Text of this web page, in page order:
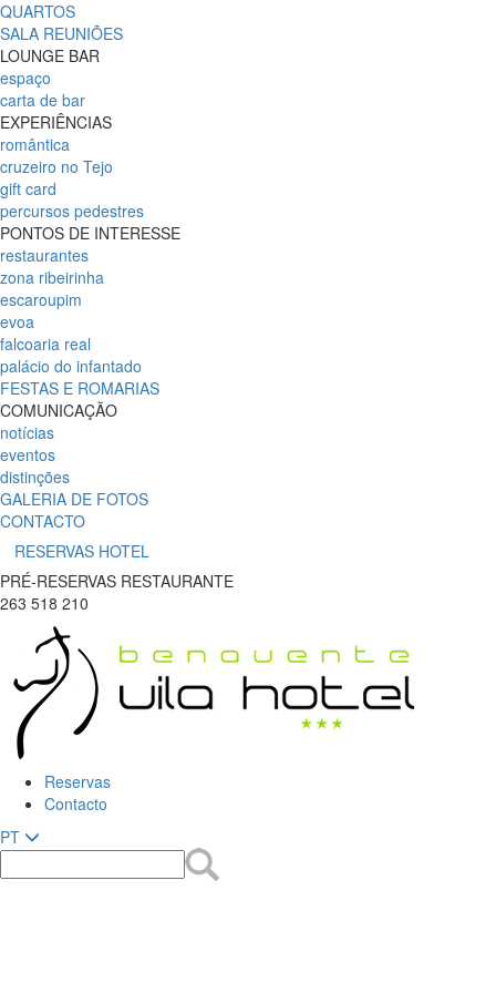
QUARTOS
SALA REUNIÕES
LOUNGE BAR
espaço
carta de bar
EXPERIÊNCIAS
romântica
cruzeiro no Tejo
gift card
percursos pedestres
PONTOS DE INTERESSE
restaurantes
zona ribeirinha
escaroupim
evoa
falcoaria real
palácio do infantado
FESTAS E ROMARIAS
COMUNICAÇÃO
notícias
eventos
distinções
GALERIA DE FOTOS
CONTACTO
RESERVAS HOTEL
PRÉ-RESERVAS RESTAURANTE
263 518 210
Reservas
Contacto
PT